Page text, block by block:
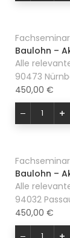
Fachseminar
Baulohn –
Alle
90473
450,00 €
Fachseminar
Baulohn –
Alle
94032
450,00 €